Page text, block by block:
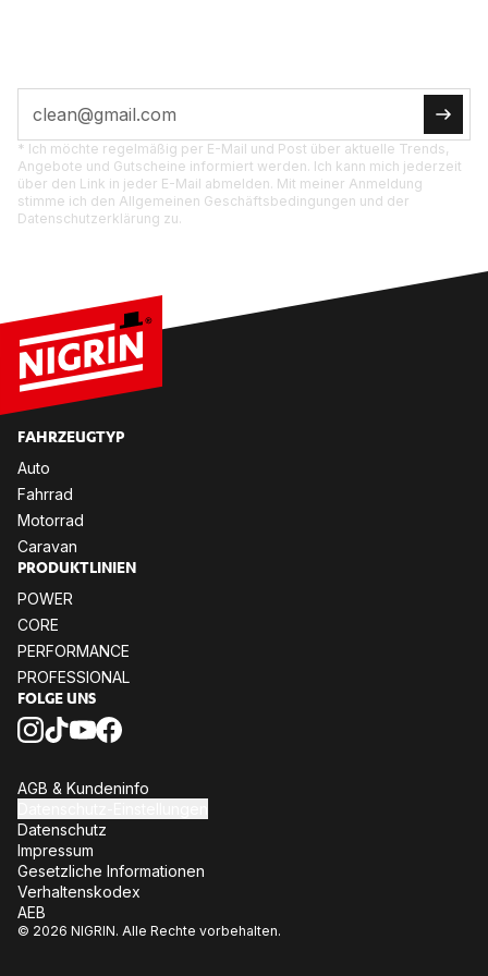
* Ich möchte regelmäßig per E-Mail und Post über aktuelle Trends,
Angebote und Gutscheine informiert werden. Ich kann mich jederzeit
über den Link in jeder E-Mail abmelden. Mit meiner Anmeldung
stimme ich den Allgemeinen Geschäftsbedingungen und der
Datenschutzerklärung zu.
FAHR­ZEUG­TYP
Auto
Fahr­rad
Mo­tor­rad
Ca­ra­van
PRO­DUKT­LI­NI­EN
POW­ER
CORE
PER­FOR­MANCE
PRO­FES­SIO­NAL
FOL­GE UNS
AGB & Kun­den­in­fo
Da­ten­schutz
Im­pres­sum
Ge­setz­li­che In­for­ma­tio­nen
Ver­hal­tens­ko­dex
AEB
© 2026 NIGRIN. Alle Rechte vorbehalten.